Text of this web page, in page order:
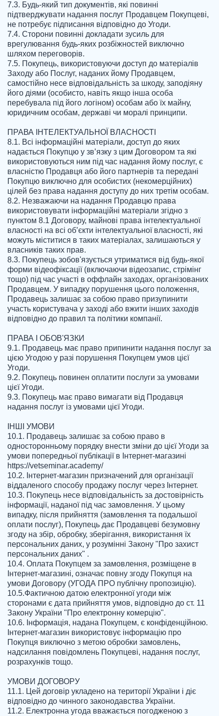
7.3. Будь-який тип документів, які повинні
підтверджувати надання послуг Продавцем Покупцеві,
не потребує підписання відповідно до Угоди.
7.4. Сторони повинні докладати зусиль для
врегулювання будь-яких розбіжностей виключно
шляхом переговорів.
7.5. Покупець, використовуючи доступ до матеріалів
Заходу або Послуг, наданих йому Продавцем,
самостійно несе відповідальність за шкоду, заподіяну
його діями (особисто, навіть якщо інша особа
перебувала під його логіном) особам або їх майну,
юридичним особам, державі чи моралі принципи.
ПРАВА ІНТЕЛЕКТУАЛЬНОЇ ВЛАСНОСТІ
8.1. Всі інформаційні матеріали, доступ до яких
надається Покупцю у зв’язку з цим Договором та які
використовуються ним під час надання йому послуг, є
власністю Продавця або його партнерів та передані
Покупцю виключно для особистих (некомерційних)
цілей без права надання доступу до них третім особам.
8.2. Незважаючи на надання Продавцю права
використовувати інформаційні матеріали згідно з
пунктом 8.1 Договору, майнові права інтелектуальної
власності на всі об’єкти інтелектуальної власності, які
можуть міститися в таких матеріалах, залишаються у
власників таких прав.
8.3. Покупець зобов'язується утриматися від будь-якої
форми відеофіксації (включаючи відеозапис, стрімінг
тощо) під час участі в оффлайн заходах, організованих
Продавцем. У випадку порушення цього положення,
Продавець залишає за собою право призупинити
участь користувача у заході або вжити інших заходів
відповідно до правил та політики компанії.
ПРАВА І ОБОВ'ЯЗКИ
9.1. Продавець має право припинити надання послуг за
цією Угодою у разі порушення Покупцем умов цієї
Угоди.
9.2. Покупець повинен оплатити послуги за умовами
цієї Угоди.
9.3. Покупець має право вимагати від Продавця
надання послуг із умовами цієї Угоди.
ІНШІ УМОВИ
10.1. Продавець залишає за собою право в
односторонньому порядку внести зміни до цієї Угоди за
умови попередньої публікації в Інтернет-магазині
https://vetseminar.academy/
10.2. Інтернет-магазин призначений для організації
віддаленого способу продажу послуг через Інтернет.
10.3. Покупець несе відповідальність за достовірність
інформації, наданої під час замовлення. У цьому
випадку, після прийняття (замовлення та подальшої
оплати послуг), Покупець дає Продавцеві безумовну
згоду на збір, обробку, зберігання, використання їх
персональних даних, у розумінні Закону "Про захист
персональних даних" .
10.4. Оплата Покупцем за замовлення, розміщене в
Інтернет-магазині, означає повну згоду Покупця на
умови Договору (УГОДА ПРО публічну пропозицію).
10.5.Фактичною датою електронної угоди між
сторонами є дата прийняття умов, відповідно до ст. 11
Закону України "Про електронну комерцію".
10.6. Інформація, надана Покупцем, є конфіденційною.
Інтернет-магазин використовує інформацію про
Покупця виключно з метою обробки замовлень,
надсилання повідомлень Покупцеві, надання послуг,
розрахунків тощо.
УМОВИ ДОГОВОРУ
11.1. Цей договір укладено на території України і діє
відповідно до чинного законодавства України.
11.2. Електронна угода вважається погодженою з